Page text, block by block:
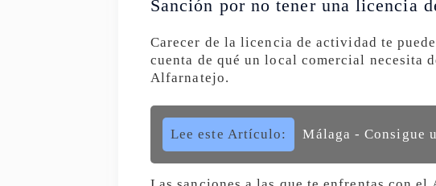
Sanción por no tener una licencia
Carecer de la licencia de actividad te
cuenta de qué un local comercial necesita
Alfarnatejo.
Lee este Artículo: Málaga - Consigue